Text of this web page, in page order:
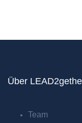
Über
Team